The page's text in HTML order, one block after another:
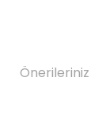
Önerileriniz